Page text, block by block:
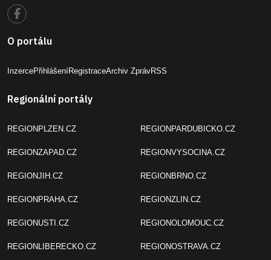
O portálu
InzercePřihlášeníRegistraceArchiv ZprávRSS
Regionální portály
REGIONPLZEN.CZ
REGIONZAPAD.CZ
REGIONJIH.CZ
REGIONPRAHA.CZ
REGIONUSTI.CZ
REGIONLIBERECKO.CZ
REGIONPARDUBICKO.CZ
REGIONVYSOCINA.CZ
REGIONBRNO.CZ
REGIONZLIN.CZ
REGIONOLOMOUC.CZ
REGIONOSTRAVA.CZ